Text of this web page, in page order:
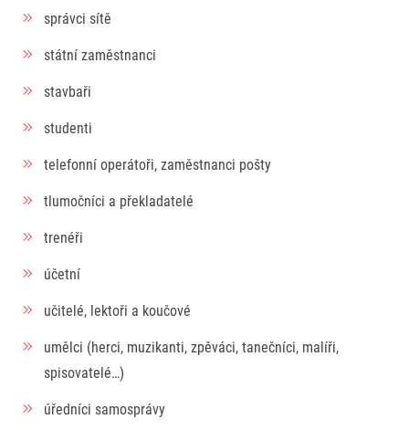
správci sítě
státní zaměstnanci
stavbaři
studenti
telefonní operátoři, zaměstnanci pošty
tlumočníci a překladatelé
trenéři
účetní
učitelé, lektoři a koučové
umělci (herci, muzikanti, zpěváci, tanečníci, malíři,
spisovatelé…)
úředníci samosprávy